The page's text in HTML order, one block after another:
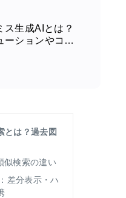
ス生成AIとは？
ーションやコス
ドとの使い分け
とは？過去図
似検索の違い
差分表示・ハ